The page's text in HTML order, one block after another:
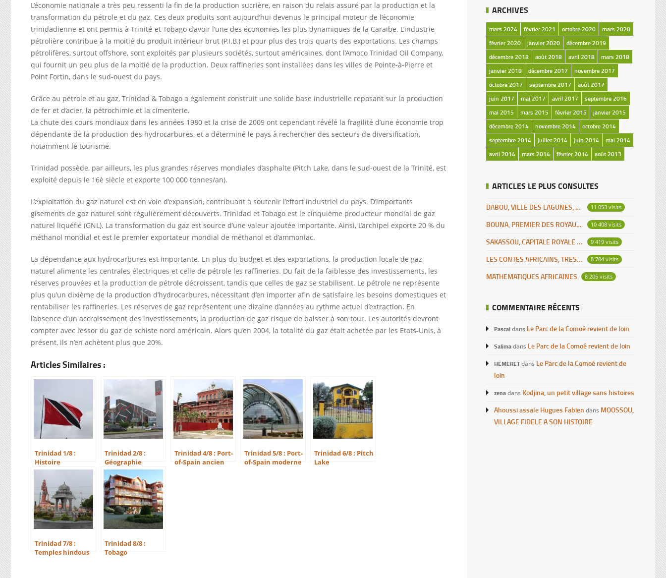
L’économie nationale a très peu ressenti la fin de la production sucrière, en raison du relais assuré par la production et la
transformation du pétrole et du gaz. Ces deux produits sont aujourd’hui devenus le principal moteur de l’économie
trinidadienne et ont permis à Trinité-et-Tobago d’avoir l’une des économies les plus dynamiques de la Caraïbe. L’industrie
pétrolière contribue à la moitié du produit intérieur brut (P.I.B.) et pour plus des trois quarts des exportations. Les champs
pétrolifères, surtout offshore, sont exploités par plusieurs sociétés, surtout américaines, dont l’Amoco Trinidad Oil Company,
qui fournit un peu plus de la moitié de la production. Deux raffineries sont installées dans les villes de Pointe-à-Pierre et
Point Fortin, dans le sud-ouest du pays.
Grâce au pétrole et au gaz, Trinidad & Tobago a également construit une solide base industrielle reposant sur la production
de fer et d’acier, la pétrochimie et la cimenterie.
La chute des cours mondiaux dans les années 1980 et la crise de 2009 ont cependant révélé la fragilité d’une économie trop
dépendante de la production des hydrocarbures, et a déterminé le pays à rechercher des secteurs de diversification,
notamment le tourisme.
Trinidad possède, par ailleurs, les plus grandes réserves mondiales d’asphalte (Pitch Lake, dans le sud-ouest de la Trinité, est
exploité depuis le 16è siècle et exporte 100 000 tonnes/an).
L’exploitation du gaz naturel est en voie d’expansion, contribuant à soutenir l’effort industriel du pays. D’importants
gisements de gaz naturel sont régulièrement découverts. Trinidad et Tobago est le cinquième producteur mondial de gaz
naturel liquéfié (GNL). La transformation du gaz est source d’une valeur ajoutée importante. Ainsi, L’archipel exporte 20 % du
méthanol mondial et est le premier exportateur mondial de méthanol et d’ammoniac.
La dépendance aux hydrocarbures est importante. En plus du budget et des exportations, la production locale de gaz
naturel alimente les centrales électriques et celle de pétrole les raffineries. Du fait de la faiblesse des investissements, les
réserves prouvées et la production de pétrole décroissent, tandis que celles de gaz se stabilisent. Le pétrole ne représente
plus qu’un dixième de la production d’hydrocarbures, nécessitant d’en importer afin de satisfaire les besoins domestiques et
rentabiliser les raffineries. Les réserves de gaz représentent une dizaine d’années au rythme actuel d’extraction. En
l’absence d’un accroissement des investissements, la production de gaz risque de baisser à son tour. Les autorités devront
compter avec l’essor du gaz de schiste nord américain. Alors qu’en 2004, la totalité du gaz était achetée par les Etats-Unis, à
présent, ils n’en achètent plus que 20%.
Articles Similaires :
Trinidad 1/8 :
Histoire
Trinidad 2/8 :
Géographie
Trinidad 4/8 : Port-
of-Spain ancien
Trinidad 5/8 : Port-
of-Spain moderne
Trinidad 6/8 : Pitch
Lake
Trinidad 7/8 :
Temples hindous
Trinidad 8/8 :
Tobago
ARCHIVES
mars 2024 février 2021 octobre 2020
mars 2020
février 2020
janvier 2020
décembre 2019
décembre 2018
août 2018 avril 2018
mars 2018
janvier 2018
décembre 2017
novembre 2017
octobre 2017
septembre 2017
août 2017
juin 2017
mai 2017 avril 2017
septembre 2016
mai 2015
mars 2015 février 2015
janvier 2015
décembre 2014
novembre 2014
octobre 2014
septembre 2014
juillet 2014 juin 2014
mai 2014
avril 2014
mars 2014 février 2014 août 2013
ARTICLES LE PLUS CONSULTES
DABOU, VILLE DES LAGUNES, CAPITALE DES ADJOUKROU 11 053 visits
BOUNA, PREMIER DES ROYAUMES DE CÔTE D’IVOIRE 10 408 visits
SAKASSOU, CAPITALE ROYALE DES BAOULES 9 419 visits
LES CONTES AFRICAINS, TRESOR POUR L’HUMANITE 8 784 visits
MATHEMATIQUES AFRICAINES 8 205 visits
COMMENTAIRE RÉCENTS
Pascaldans Le Parc de la Comoé revient de loin
Salimadans Le Parc de la Comoé revient de loin
HEMERETdans Le Parc de la Comoé revient de
loin
zenadans Kodjina, un petit village sans histoires
Ahoussi assale Hugues Fabien dans MOOSSOU,
VILLAGE FIDELE A SON HISTOIRE